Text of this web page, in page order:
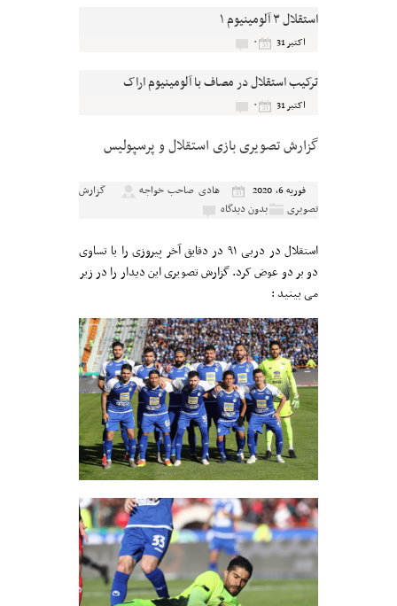
استقلال ۳ آلومینیوم ۱
اکتبر 31 ۰
ترکیب استقلال در مصاف با آلومینیوم اراک
اکتبر 31 ۰
گزارش تصویری بازی استقلال و پرسپولیس
فوریه 6, 2020 هادی صاحب خواجه
گزارش
تصویری
بدون دیدگاه
استقلال در دربی ۹۱ در دقایق آخر پیروزی را با تساوی
دو بر دو عوض کرد. گزارش تصویری این دیدار را در زیر
می بینید :